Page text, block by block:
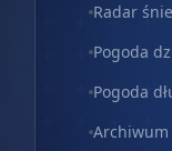
Radar
Pogoda
Pogoda